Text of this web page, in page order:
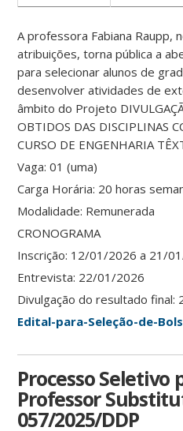
A professora Fabiana Raupp,
atribuições, torna pública a
para selecionar alunos de
desenvolver atividades de
âmbito do Projeto
OBTIDOS DAS DISCIPLINAS
CURSO DE ENGENHARIA
Vaga: 01 (uma)
Carga Horária: 20 horas
Modalidade: Remunerada
CRONOGRAMA
Inscrição: 12/01/2026 a 21/
Entrevista: 22/01/2026
Divulgação do resultado final:
Edital-para-Seleção-de-
Processo Seletivo
Professor
057/2025/DDP